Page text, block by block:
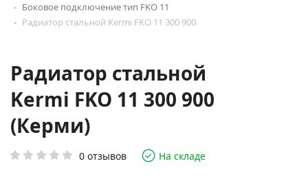
Боковое подключение тип FKO 11
Радиатор стальной Kermi FKO 11 300 900
Радиатор стальной
Kermi FKO 11 300 900
(Керми)
0 отзывов На складе